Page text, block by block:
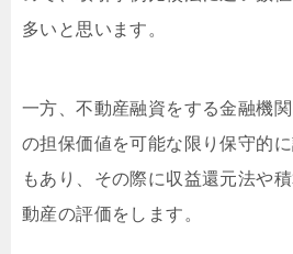
多いと思います。
一方、不動産融資をする金融機
の担保価値を可能な限り保守的
もあり、その際に収益還元法や
動産の評価をします。